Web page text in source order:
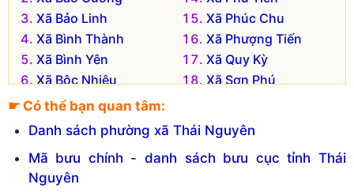
Xã Bảo Linh
Xã Bình Thành
Xã Bình Yên
Xã Bộc Nhiêu
Xã Điềm Mặc
Xã Định Biên
Xã Đồng Thịnh
Xã Kim Phượng
Xã Lam Vỹ
Xã Phúc Chu
Xã Phượng Tiến
Xã Quy Kỳ
Xã Sơn Phú
Xã Tân Thịnh
Xã Thanh Định
Xã Trung Hội
☛ Có thể bạn quan tâm:
Danh sách phường xã Thái Nguyên
Mã bưu chính - danh sách bưu cục tỉnh Thái
Nguyên